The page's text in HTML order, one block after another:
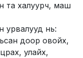
та халуурч, маш
урвалууд нь:
доор овойх,
улайх,